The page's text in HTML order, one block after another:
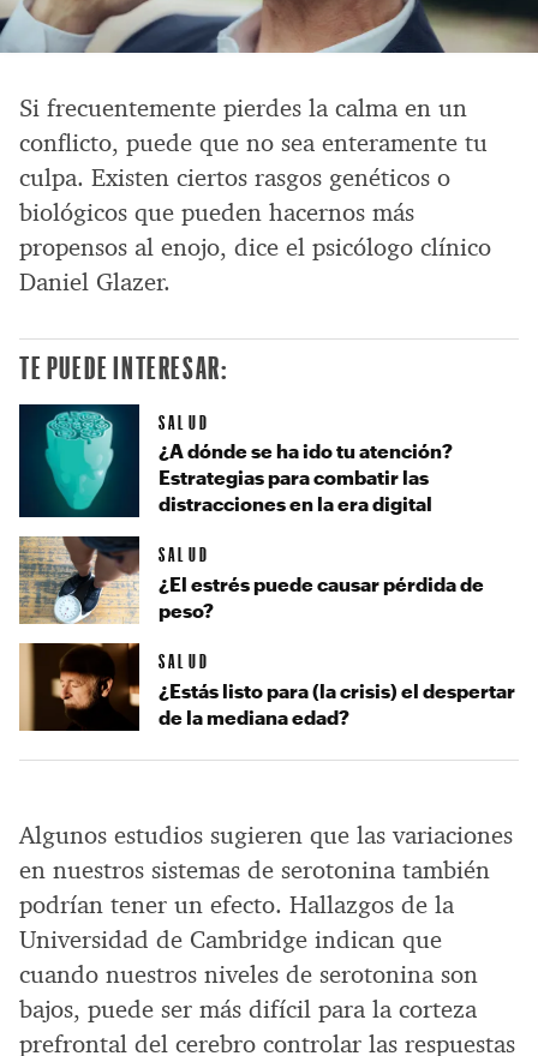
Si frecuentemente pierdes la calma en un
conflicto, puede que no sea enteramente tu
culpa. Existen ciertos rasgos genéticos o
biológicos que pueden hacernos más
propensos al enojo, dice el psicólogo clínico
Daniel Glazer.
Algunos estudios sugieren que las variaciones
en nuestros sistemas de serotonina también
podrían tener un efecto. Hallazgos de la
Universidad de Cambridge indican que
cuando nuestros niveles de serotonina son
bajos, puede ser más difícil para la corteza
prefrontal del cerebro controlar las respuestas
TE PUEDE INTERESAR:
SALUD
¿A dónde se ha ido tu atención?
Estrategias para combatir las
distracciones en la era digital
SALUD
¿El estrés puede causar pérdida de
peso?
SALUD
¿Estás listo para (la crisis) el despertar
de la mediana edad?